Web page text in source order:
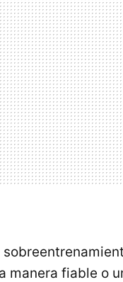
manera fiable o